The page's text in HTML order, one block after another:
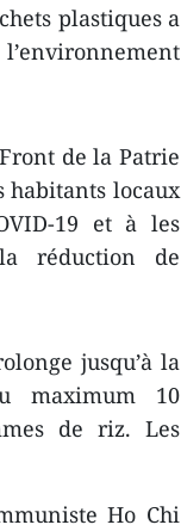
plastiques a
de la Patrie
habitants locaux
19 et à les
réduction de
jusqu’à la
maximum 10
de riz. Les
Ho Chi